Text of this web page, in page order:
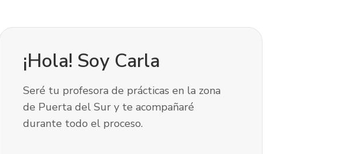
¡Hola! Soy Carla
Seré tu profesora de prácticas en la zona
de Puerta del Sur y te acompañaré
durante todo el proceso.